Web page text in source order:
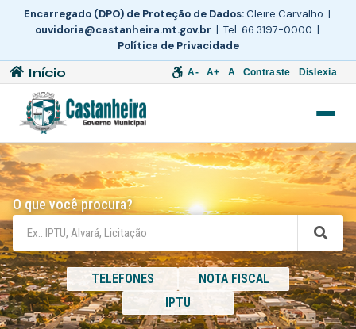
Encarregado (DPO) de Proteção de Dados:Cleire Carvalho |
ouvidoria@castanheira.mt.gov.br | Tel. 66 3197-0000 |
Política de Privacidade
Início A- A+ A Contraste Dislexia
O que você procura?
TELEFONES
NOTA FISCAL
IPTU